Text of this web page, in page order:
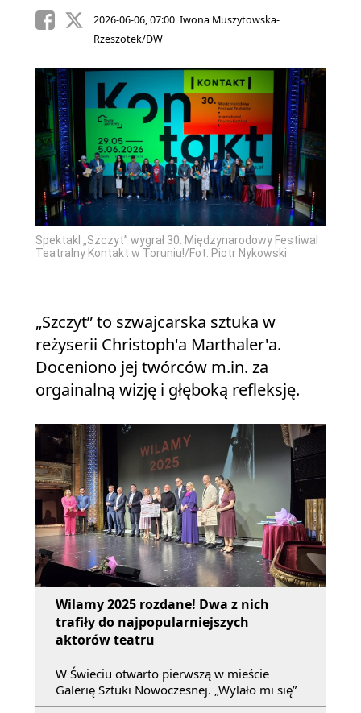
2026-06-06, 07:00 Iwona Muszytowska-
Rzeszotek/DW
Spektakl „Szczyt” wygrał 30. Międzynarodowy Festiwal
Teatralny Kontakt w Toruniu!/Fot. Piotr Nykowski
„Szczyt” to szwajcarska sztuka w
reżyserii Christoph'a Marthaler'a.
Doceniono jej twórców m.in. za
orgainalną wizję i głęboką refleksję.
Wilamy 2025 rozdane! Dwa z nich
trafiły do najpopularniejszych
aktorów teatru
W Świeciu otwarto pierwszą w mieście
Galerię Sztuki Nowoczesnej. „Wylało mi się”